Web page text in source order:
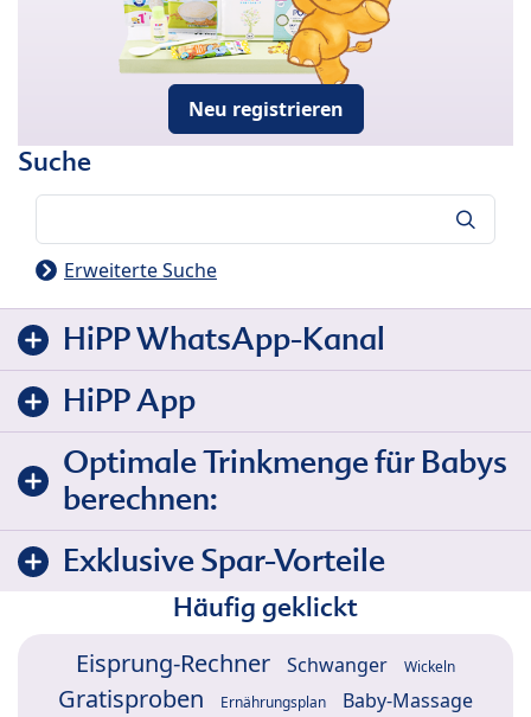
Neu registrieren
Suche
Erweiterte Suche
HiPP WhatsApp-Kanal
HiPP App
Optimale Trinkmenge für Babys
berechnen:
Exklusive Spar-Vorteile
Häufig geklickt
Eisprung-Rechner Schwanger Wickeln
Gratisproben Ernährungsplan Baby-Massage